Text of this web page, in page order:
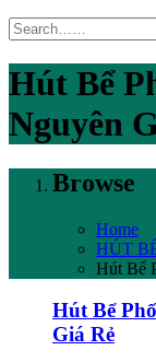
Hút Bể
Nguyên
Browse
Home
HÚT
Hút Bể
Hút Bể
Giá Rẻ